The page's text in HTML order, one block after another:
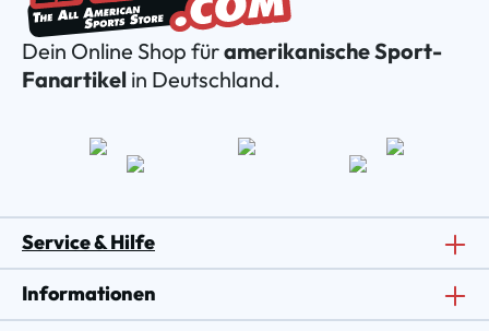
Dein Online Shop füramerikanische Sport-
Fanartikel in Deutschland.
Service & Hilfe
Informationen